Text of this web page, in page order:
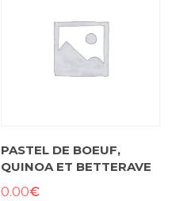
PASTEL DE BOEUF,
QUINOA ET BETTERAVE
0.00€